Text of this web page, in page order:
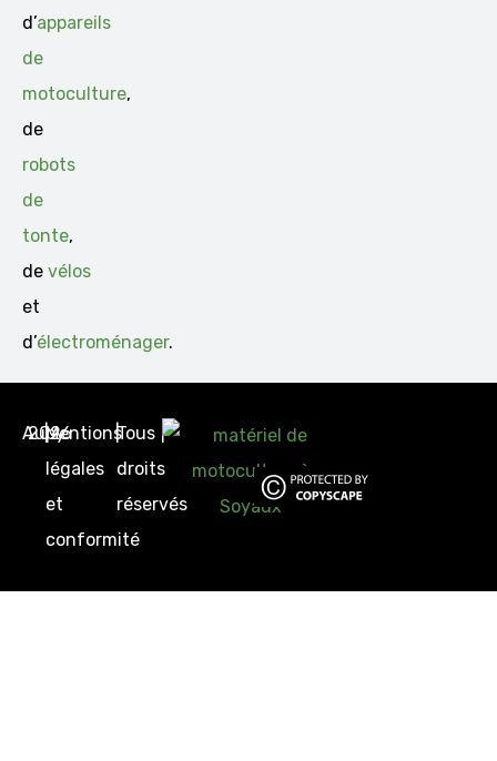
d’appareils
de
motoculture,
de
robots
de
tonte,
de vélos
et
d’électroménager.
Aupy
2026
|Mentions
légales
et
conformité
|Tous
droits
réservés
|